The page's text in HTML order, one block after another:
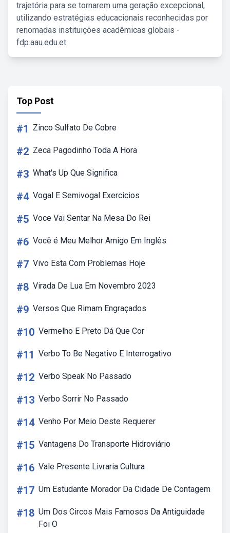
trajetória para se tornarem uma geração excepcional,
utilizando estratégias educacionais reconhecidas por
renomadas instituições acadêmicas globais -
fdp.aau.edu.et.
Top Post
#1 Zinco Sulfato De Cobre
#2 Zeca Pagodinho Toda A Hora
#3 What's Up Que Significa
#4 Vogal E Semivogal Exercicios
#5 Voce Vai Sentar Na Mesa Do Rei
#6 Você é Meu Melhor Amigo Em Inglês
#7 Vivo Esta Com Problemas Hoje
#8 Virada De Lua Em Novembro 2023
#9 Versos Que Rimam Engraçados
#10 Vermelho E Preto Dá Que Cor
#11 Verbo To Be Negativo E Interrogativo
#12 Verbo Speak No Passado
#13 Verbo Sorrir No Passado
#14 Venho Por Meio Deste Requerer
#15 Vantagens Do Transporte Hidroviário
#16 Vale Presente Livraria Cultura
#17 Um Estudante Morador Da Cidade De Contagem
#18 Um Dos Circos Mais Famosos Da Antiguidade
Foi O